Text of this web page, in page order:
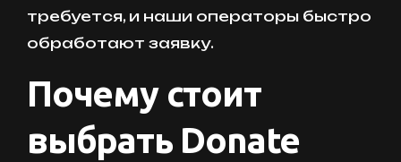
требуется, и наши операторы быстро
обработают заявку.
Почему стоит
выбрать Donate